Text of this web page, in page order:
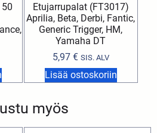
Etujarrupalat (FT3017)
Aprilia, Beta, Derbi, Fantic,
Generic Trigger, HM,
Yamaha DT
5,97 € SIS. ALV
Lisää ostoskoriin
myös